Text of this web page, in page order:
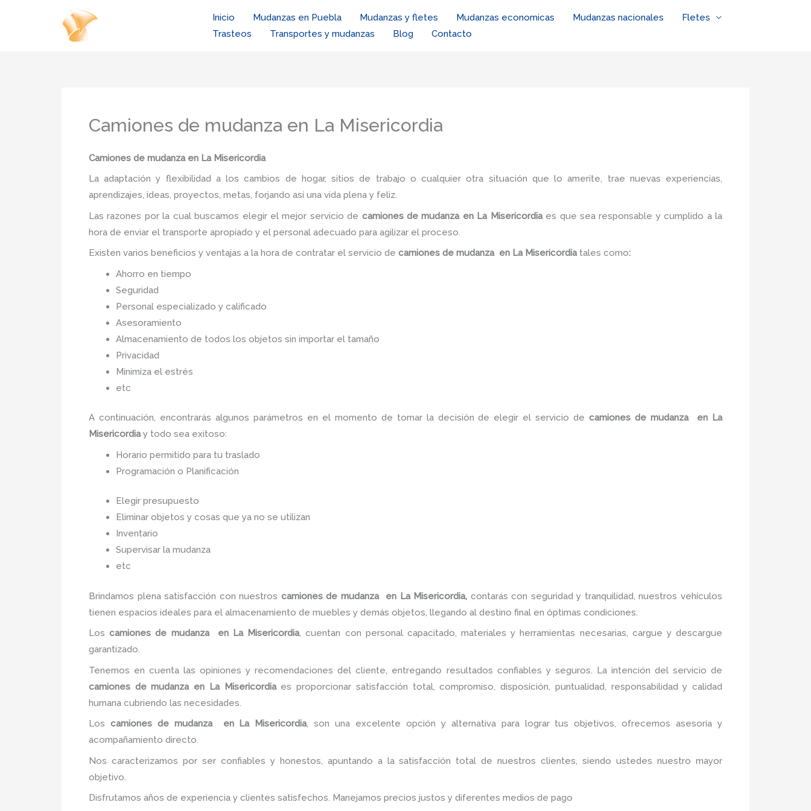
Inicio Mudanzas en Puebla Mudanzas y fletes Mudanzas economicas Mudanzas nacionales
Fletes
Trasteos
Transportes y mudanzas Blog Contacto
Camiones de mudanza en La Misericordia
Camiones de mudanza en La Misericordia
La adaptación y flexibilidad a los cambios de hogar, sitios de trabajo o cualquier otra situación que lo amerite, trae nuevas experiencias,
aprendizajes, ideas, proyectos, metas, forjando así una vida plena y feliz.
Las razones por la cual buscamos elegir el mejor servicio de camiones de mudanza en La Misericordia es que sea responsable y cumplido a la
hora de enviar el transporte apropiado y el personal adecuado para agilizar el proceso.
Existen varios beneficios y ventajas a la hora de contratar el servicio de camiones de mudanza en La Misericordia tales como:
Ahorro en tiempo
Seguridad
Personal especializado y calificado
Asesoramiento
Almacenamiento de todos los objetos sin importar el tamaño
Privacidad
Minimiza el estrés
etc
A continuación, encontrarás algunos parámetros en el momento de tomar la decisión de elegir el servicio decamiones de mudanza
en La
Misericordiay todo sea exitoso:
Horario permitido para tu traslado
Programación o Planificación
Elegir presupuesto
Eliminar objetos y cosas que ya no se utilizan
Inventario
Supervisar la mudanza
etc
Brindamos plena satisfacción con nuestros camiones de mudanza en La Misericordia, contarás con seguridad y tranquilidad, nuestros vehículos
tienen espacios ideales para el almacenamiento de muebles y demás objetos, llegando al destino final en óptimas condiciones.
Loscamiones de mudanza en La Misericordia, cuentan con personal capacitado, materiales y herramientas necesarias, cargue y descargue
garantizado.
Tenemos en cuenta las opiniones y recomendaciones del cliente, entregando resultados confiables y seguros. La intención del servicio de
camiones de mudanza en La Misericordiaes proporcionar satisfacción total, compromiso, disposición, puntualidad, responsabilidad y calidad
humana cubriendo las necesidades.
Los camiones de mudanza en La Misericordia, son una excelente opción y alternativa para lograr tus objetivos, ofrecemos asesoría y
acompañamiento directo.
Nos caracterizamos por ser confiables y honestos, apuntando a la satisfacción total de nuestros clientes, siendo ustedes nuestro mayor
objetivo.
Disfrutamos años de experiencia y clientes satisfechos. Manejamos precios justos y diferentes medios de pago